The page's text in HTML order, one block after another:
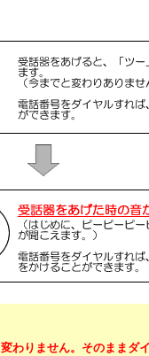
わりません。そのままダ